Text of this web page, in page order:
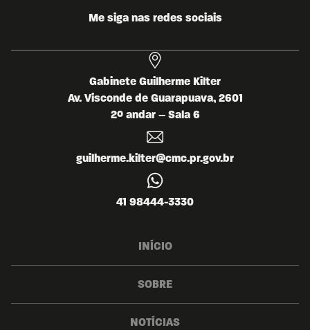
Me siga nas redes sociais
Gabinete Guilherme Kilter
Av. Visconde de Guarapuava, 2601
2º andar – Sala 6
guilherme.kilter@cmc.pr.gov.br
41 98444-3330
INÍCIO
SOBRE
NOTÍCIAS